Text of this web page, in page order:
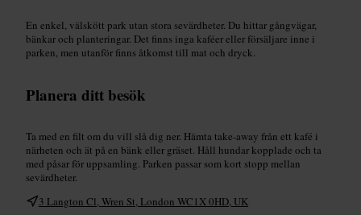
En enkel, välskött park utan stora sevärdheter. Du hittar gångvägar,
bänkar och planteringar. Det finns inga kaféer eller försäljare inne i
parken, men utanför finns åtkomst till mat och dryck.
Planera ditt besök
Ta med en filt om du vill slå dig ner. Hämta take-away från ett kafé i
närheten och ät på en bänk eller gräset. Håll hundar kopplade och ta
med påsar för uppsamling. Parken passar som kort stopp mellan
sevärdheter.
3 Langton Cl, Wren St, London WC1X 0HD, UK